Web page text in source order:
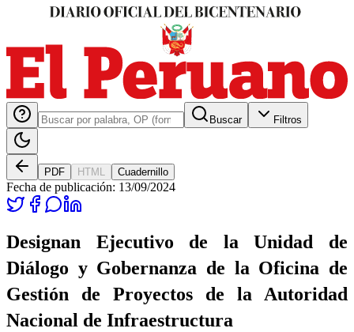
Buscar Filtros
PDF HTML Cuadernillo
Fecha de publicación: 13/09/2024
Designan Ejecutivo de la Unidad de
Diálogo y Gobernanza de la Oficina de
Gestión de Proyectos de la Autoridad
Nacional de Infraestructura